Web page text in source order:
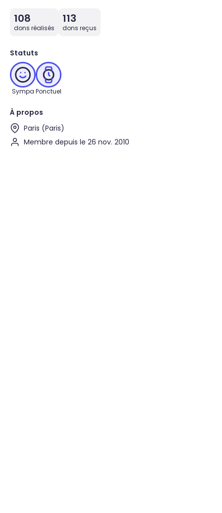
108
dons réalisés
113
dons reçus
Statuts
Sympa Ponctuel
À propos
Paris (Paris)
Membre depuis le 26 nov. 2010